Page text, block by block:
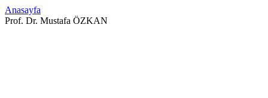
Anasayfa
Prof. Dr. Mustafa ÖZKAN